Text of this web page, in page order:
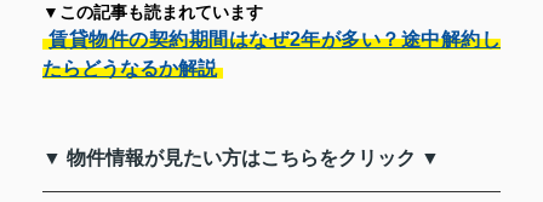
▼この記事も読まれています
賃貸物件の契約期間はなぜ2年が多い？途中解約し
たらどうなるか解説
▼ 物件情報が見たい方はこちらをクリック ▼